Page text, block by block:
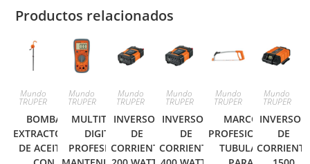
Productos relacionados
Mundo
TRUPER
BOMBA
EXTRACTORA
DE ACEITE,
Mundo
TRUPER
MULTITESTER
DIGITAL
PROFESIONAL,
Mundo
TRUPER
INVERSOR
DE
CORRIENTE
Mundo
TRUPER
INVERSOR
DE
CORRIENTE
Mundo
TRUPER
MARCO
PROFESIONAL
TUBULAR
Mundo
TRUPER
INVERSOR
DE
CORRIENTE